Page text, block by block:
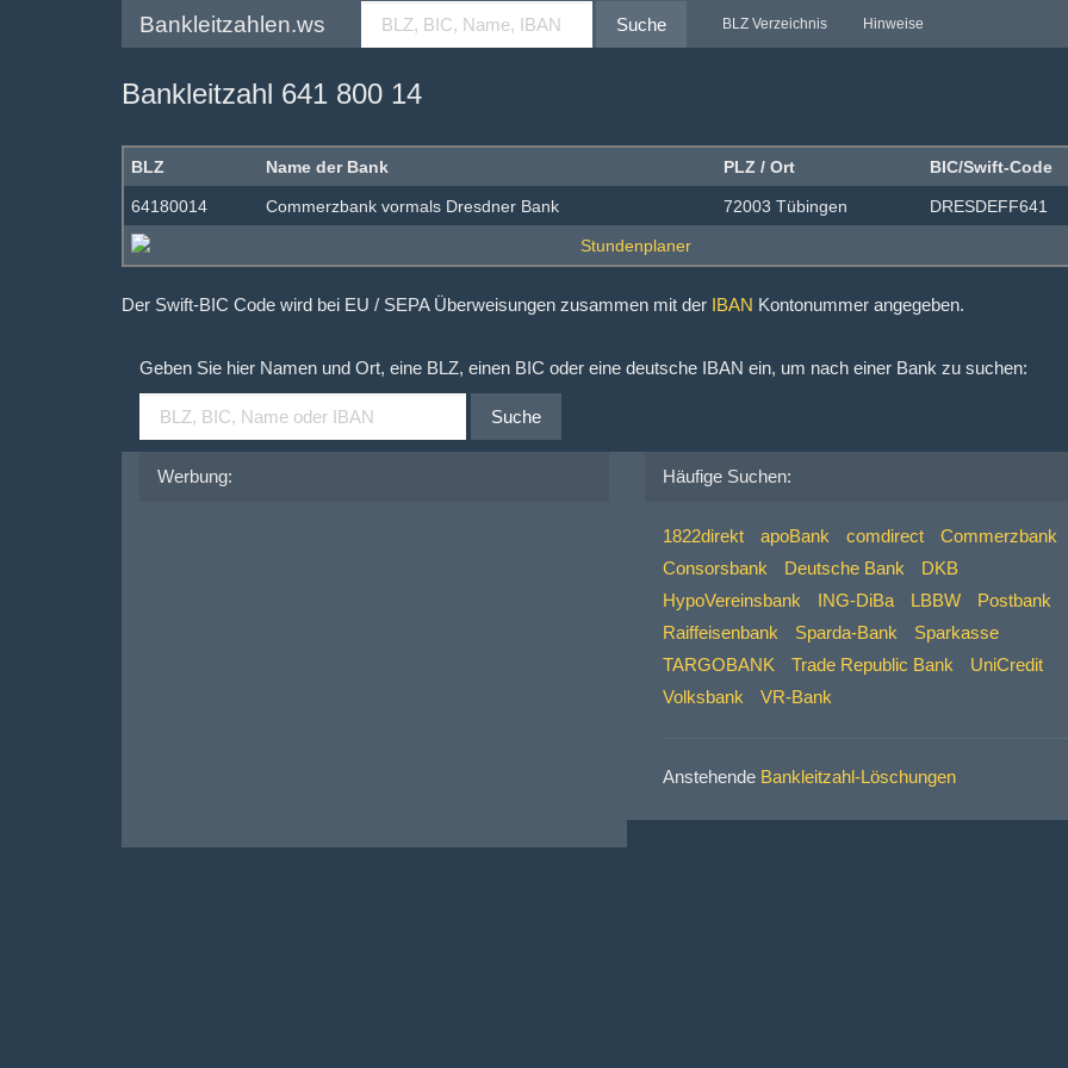
Bankleitzahlen.ws Suche BLZ Verzeichnis Hinweise
Bankleitzahl 641 800 14
BLZ Name der Bank PLZ / Ort BIC/Swift-Code
64180014 Commerzbank vormals Dresdner Bank 72003 Tübingen DRESDEFF641
Der Swift-BIC Code wird bei EU / SEPA Überweisungen zusammen mit der IBAN Kontonummer angegeben.
Geben Sie hier Namen und Ort, eine BLZ, einen BIC oder eine deutsche IBAN ein, um nach einer Bank zu suchen:
Suche
Werbung: Häufige Suchen:
1822direkt apoBank comdirect
Commerzbank
Consorsbank
Deutsche Bank
DKB
HypoVereinsbank
ING-DiBa LBBW
Postbank
Raiffeisenbank
Sparda-Bank
Sparkasse
TARGOBANK
Trade Republic Bank
UniCredit
Volksbank
VR-Bank
Anstehende Bankleitzahl-Löschungen